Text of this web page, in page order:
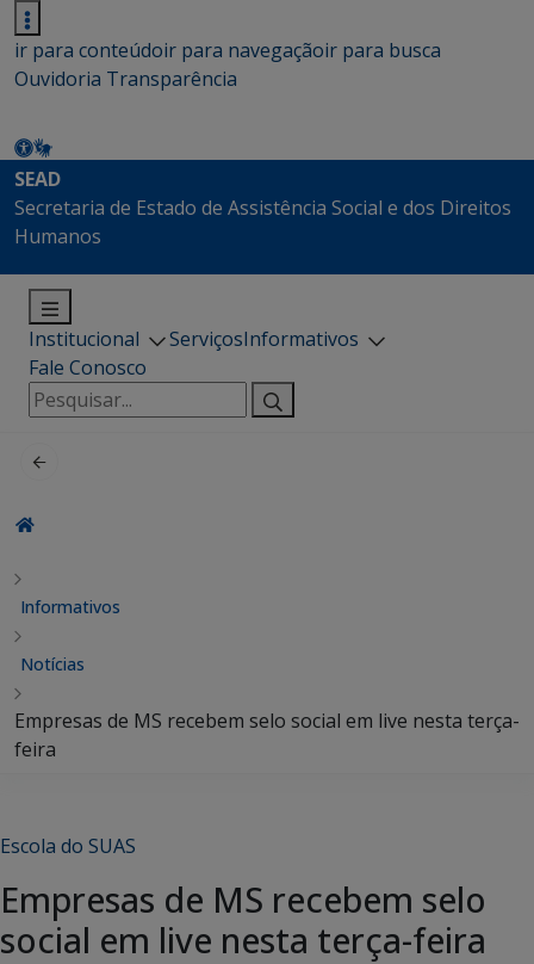
ir para conteúdoir para navegaçãoir para busca
Ouvidoria Transparência
SEAD
Secretaria de Estado de Assistência Social e dos Direitos
Humanos
Institucional ServiçosInformativos
Fale Conosco
Pesquisar
por:
Informativos
Notícias
Empresas de MS recebem selo social em live nesta terça-
feira
Escola do SUAS
Empresas de MS recebem selo
social em live nesta terça-feira